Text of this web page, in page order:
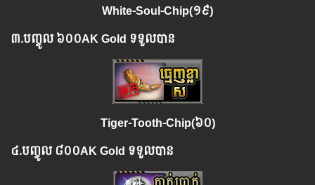
White-Soul-Chip(១៩)
៣.បញ្ចូល៦០០AK Gold ទទួលបាន
Tiger-Tooth-Chip(៦០)
៤.​បញ្ចូល៨០០AK Gold ទទួលបាន